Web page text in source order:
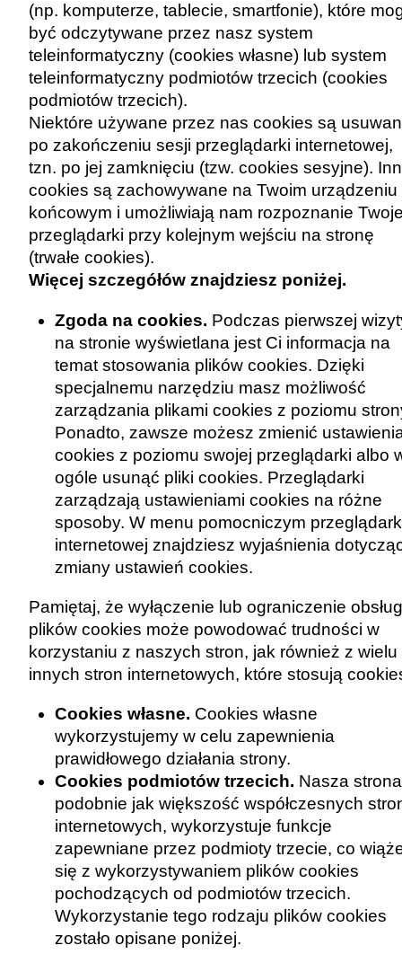
(np. komputerze, tablecie, smartfonie), które
być odczytywane przez nasz system
teleinformatyczny (cookies własne) lub system
teleinformatyczny podmiotów trzecich (cookies
podmiotów trzecich).
Niektóre używane przez nas cookies są
po zakończeniu sesji przeglądarki internetowej,
tzn. po jej zamknięciu (tzw. cookies sesyjne).
cookies są zachowywane na Twoim urządzeniu
końcowym i umożliwiają nam rozpoznanie
przeglądarki przy kolejnym wejściu na stronę
(trwałe cookies).
Więcej szczegółów znajdziesz poniżej.
Zgoda na cookies. Podczas pierwszej
na stronie wyświetlana jest Ci informacja na
temat stosowania plików cookies. Dzięki
specjalnemu narzędziu masz możliwość
zarządzania plikami cookies z poziomu
Ponadto, zawsze możesz zmienić
cookies z poziomu swojej przeglądarki albo
ogóle usunąć pliki cookies. Przeglądarki
zarządzają ustawieniami cookies na różne
sposoby. W menu pomocniczym
internetowej znajdziesz wyjaśnienia
zmiany ustawień cookies.
Pamiętaj, że wyłączenie lub ograniczenie
plików cookies może powodować trudności w
korzystaniu z naszych stron, jak również z wielu
innych stron internetowych, które stosują
Cookies własne. Cookies własne
wykorzystujemy w celu zapewnienia
prawidłowego działania strony.
Cookies podmiotów trzecich. Nasza
podobnie jak większość współczesnych
internetowych, wykorzystuje funkcje
zapewniane przez podmioty trzecie, co
się z wykorzystywaniem plików cookies
pochodzących od podmiotów trzecich.
Wykorzystanie tego rodzaju plików cookies
zostało opisane poniżej.